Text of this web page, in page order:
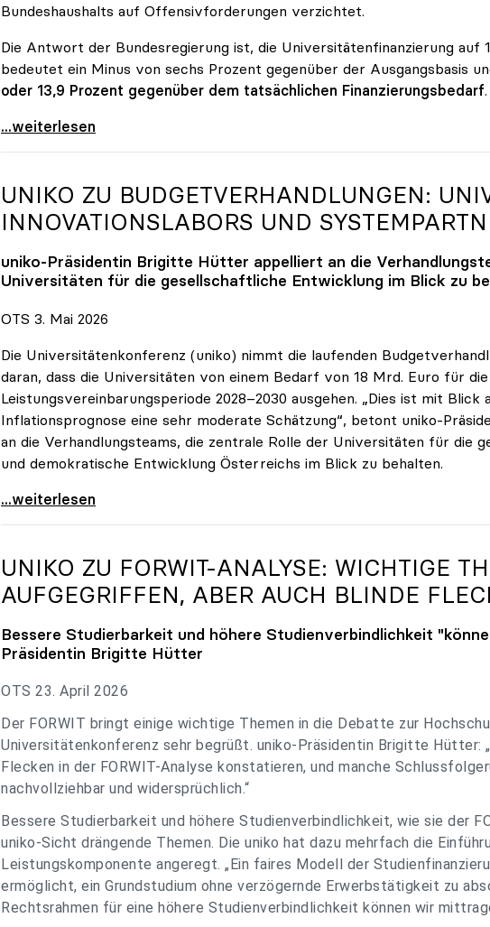
Bundeshaushalts auf Offensivforderungen verzichtet.
Die Antwort der Bundesregierung ist, die Universitätenfinanzierung auf
bedeutet ein Minus von sechs Prozent gegenüber der Ausgangsbasis
oder 13,9 Prozent gegenüber dem tatsächlichen Finanzierungsbedarf.
\"Österreich ist für die heimischen Universitäten
...weiterlesen
UNIKO ZU BUDGETVERHANDLUNGEN:
INNOVATIONSLABORS UND
uniko-Präsidentin Brigitte Hütter appelliert an die
Universitäten für die gesellschaftliche Entwicklung im Blick zu
OTS 3. Mai 2026
Die Universitätenkonferenz (uniko) nimmt die laufenden
daran, dass die Universitäten von einem Bedarf von 18 Mrd. Euro für
Leistungsvereinbarungsperiode 2028–2030 ausgehen. „Dies ist mit Blick
Inflationsprognose eine sehr moderate Schätzung“, betont uniko-
an die Verhandlungsteams, die zentrale Rolle der Universitäten für die
und demokratische Entwicklung Österreichs im Blick zu behalten.
uniko zu Budgetverhandlungen: Universitäten sind
...weiterlesen
UNIKO ZU FORWIT-ANALYSE: WICHTIGE
AUFGEGRIFFEN, ABER AUCH BLINDE
Bessere Studierbarkeit und höhere Studienverbindlichkeit
Präsidentin Brigitte Hütter
OTS 23. April 2026
Der FORWIT bringt einige wichtige Themen in die Debatte zur
Universitätenkonferenz sehr begrüßt. uniko-Präsidentin Brigitte Hütter:
Flecken in der FORWIT-Analyse konstatieren, und manche
nachvollziehbar und widersprüchlich.“
Bessere Studierbarkeit und höhere Studienverbindlichkeit, wie sie der
uniko-Sicht drängende Themen. Die uniko hat dazu mehrfach die
Leistungskomponente angeregt. „Ein faires Modell der
ermöglicht, ein Grundstudium ohne verzögernde Erwerbstätigkeit zu
Rechtsrahmen für eine höhere Studienverbindlichkeit können wir